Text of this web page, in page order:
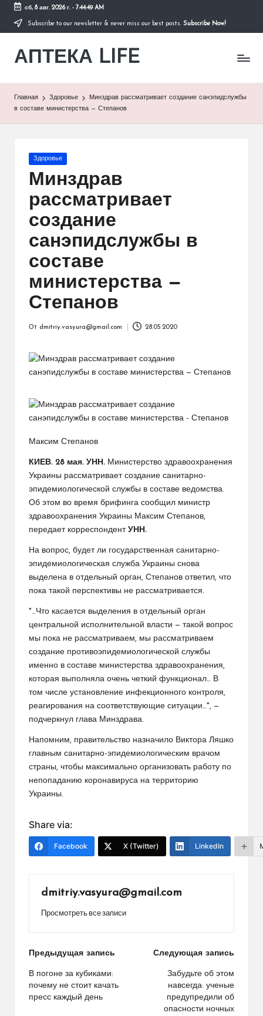
Перейти
содержимому
сб, 8 авг. 2026 г.- 7:44:50 AM
Subscribe to our newsletter & never miss our best posts. Subscribe Now!
АПТЕКА LIFE
сайт
Главная Здоровье
Минздрав рассматривает создание санэпидслужбы
в составе министерства — Степанов
Опубликовано
Здоровье
Минздрав
рассматривает
создание
санэпидслужбы в
составе
министерства —
Степанов
От dmitriy.vasyura@gmail.com 28.05.2020
Максим Степанов
КИЕВ. 28 мая. УНН. Министерство здравоохранения
Украины рассматривает создание санитарно-
эпидемиологической службы в составе ведомства.
Об этом во время брифинга сообщил министр
здравоохранения Украины Максим Степанов,
передает корреспондент УНН.
На вопрос, будет ли государственная санитарно-
эпидемиологическая служба Украины снова
выделена в отдельный орган, Степанов ответил, что
пока такой перспективы не рассматривается.
"…Что касается выделения в отдельный орган
центральной исполнительной власти — такой вопрос
мы пока не рассматриваем, мы рассматриваем
создание противоэпидемиологической службы
именно в составе министерства здравоохранения,
которая выполняла очень четкий функционал… В
том числе установление инфекционного контроля,
реагирования на соответствующие ситуации…", —
подчеркнул глава Минздрава.
Напомним, правительство назначило Виктора Ляшко
главным санитарно-эпидемиологическим врачом
страны, чтобы максимально организовать работу по
непопаданию коронавируса на территорию
Украины.
Share via:
Facebook X (Twitter) LinkedIn
dmitriy.vasyura@gmail.com
Просмотреть все записи
Навигация
по
записям
Предыдущая запись
В погоне за кубиками:
почему не стоит качать
пресс каждый день
Следующая запись
Забудьте об этом
навсегда: ученые
предупредили об
опасности ночных